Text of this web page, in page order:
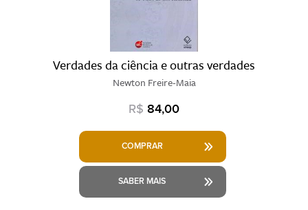
Verdades da ciência e outras verdades
Newton Freire-Maia
R$ 84,00
COMPRAR
SABER MAIS